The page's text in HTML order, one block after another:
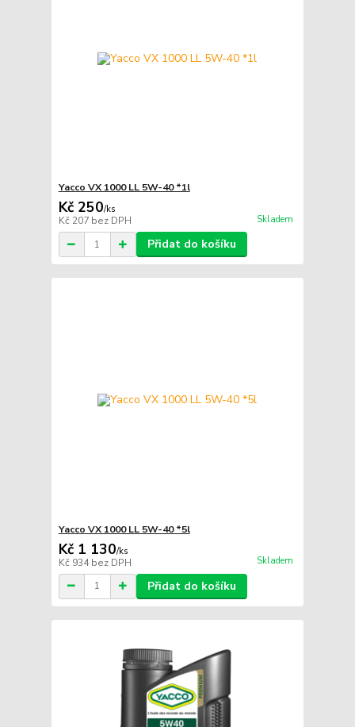
Yacco VX 1000 LL 5W-40 *1l
Kč 250/ks
Kč 207 bez DPH Skladem
Přidat do košíku
Yacco VX 1000 LL 5W-40 *5l
Kč 1 130/ks
Kč 934bez DPH Skladem
Přidat do košíku